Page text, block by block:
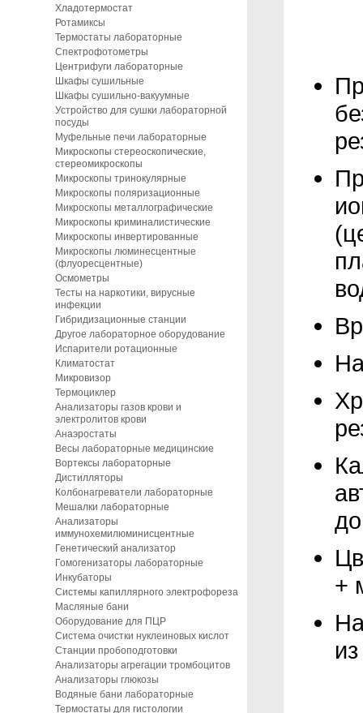
Хладотермостат
Ротамиксы
Термостаты лабораторные
Спектрофотометры
Центрифуги лабораторные
Шкафы сушильные
Шкафы сушильно-вакуумные
Устройство для сушки лабораторной
посуды
Муфельные печи лабораторные
Микроскопы стереоскопические,
стереомикроскопы
Микроскопы тринокулярные
Микроскопы поляризационные
Микроскопы металлографические
Микроскопы криминалистические
Микроскопы инвертированные
Микроскопы люминесцентные
(флуоресцентные)
Осмометры
Тесты на наркотики, вирусные
инфекции
Гибридизационные станции
Другое лабораторное оборудование
Испарители ротационные
Климатостат
Микровизор
Термоциклер
Анализаторы газов крови и
электролитов крови
Анаэростаты
Весы лабораторные медицинские
Вортексы лабораторные
Дистилляторы
Колбонагреватели лабораторные
Мешалки лабораторные
Анализаторы
иммунохемилюминисцентные
Генетический анализатор
Гомогенизаторы лабораторные
Инкубаторы
Системы капиллярного электрофореза
Масляные бани
Оборудование для ПЦР
Система очистки нуклеиновых кислот
Станции пробоподготовки
Анализаторы агрегации тромбоцитов
Анализаторы глюкозы
Водяные бани лабораторные
Термостаты для гистологии
+